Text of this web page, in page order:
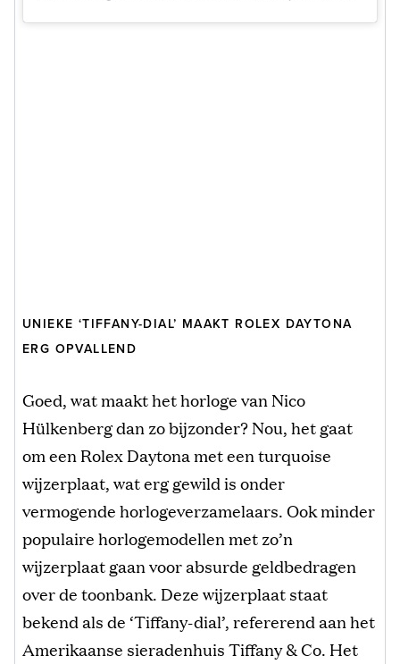
UNIEKE ‘TIFFANY-DIAL’ MAAKT ROLEX DAYTONA
ERG OPVALLEND
Goed, wat maakt het horloge van Nico
Hülkenberg dan zo bijzonder? Nou, het gaat
om een Rolex Daytona met een turquoise
wijzerplaat, wat erg gewild is onder
vermogende horlogeverzamelaars. Ook minder
populaire horlogemodellen met zo’n
wijzerplaat gaan voor absurde geldbedragen
over de toonbank. Deze wijzerplaat staat
bekend als de ‘Tiffany-dial’, refererend aan het
Amerikaanse sieradenhuis Tiffany & Co. Het